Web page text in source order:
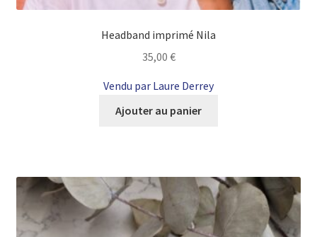
Headband imprimé Nila
35,00 €
Vendu par Laure Derrey
Ajouter au panier